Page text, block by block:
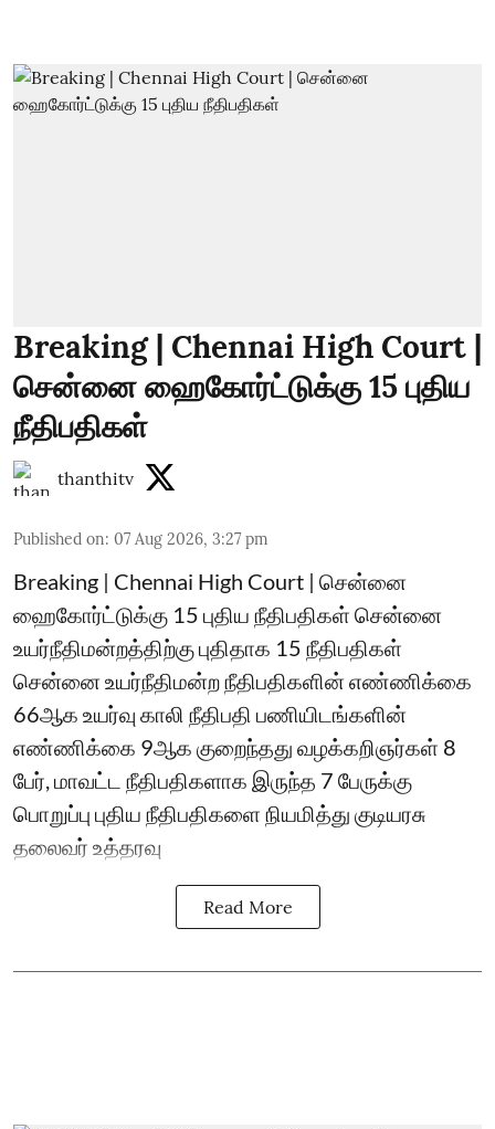
Breaking | Chennai High Court |
சென்னை ஹைகோர்ட்டுக்கு 15 புதிய
நீதிபதிகள்
thanthitv
Published on: 07 Aug 2026, 3:27 pm
Breaking | Chennai High Court | சென்னை
ஹைகோர்ட்டுக்கு 15 புதிய நீதிபதிகள் சென்னை
உயர்நீதிமன்றத்திற்கு புதிதாக 15 நீதிபதிகள்
சென்னை உயர்நீதிமன்ற நீதிபதிகளின் எண்ணிக்கை
66ஆக உயர்வு காலி நீதிபதி பணியிடங்களின்
எண்ணிக்கை 9ஆக குறைந்தது வழக்கறிஞர்கள் 8
பேர், மாவட்ட நீதிபதிகளாக இருந்த 7 பேருக்கு
பொறுப்பு புதிய நீதிபதிகளை நியமித்து குடியரசு
தலைவர் உத்தரவு
Read More